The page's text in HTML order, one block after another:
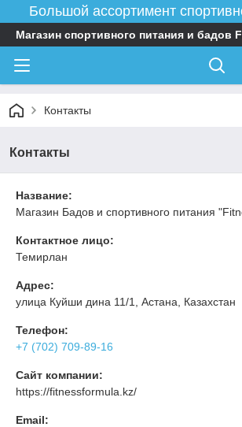
Большой ассортимент
Магазин спортивного питания и бадов
Контакты
Контакты
Название:
Магазин Бадов и спортивного питания
Контактное лицо:
Темирлан
Адрес:
улица Куйши дина 11/1, Астана, Казахстан
Телефон:
+7 (702) 709-89-16
Сайт компании:
https://fitnessformula.kz/
Email: